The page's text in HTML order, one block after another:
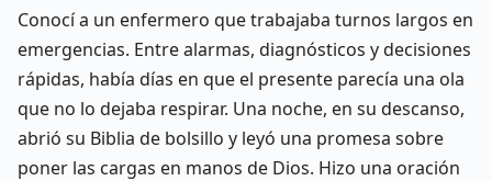
Conocí a un enfermero que trabajaba turnos largos en
emergencias. Entre alarmas, diagnósticos y decisiones
rápidas, había días en que el presente parecía una ola
que no lo dejaba respirar. Una noche, en su descanso,
abrió su Biblia de bolsillo y leyó una promesa sobre
poner las cargas en manos de Dios. Hizo una oración